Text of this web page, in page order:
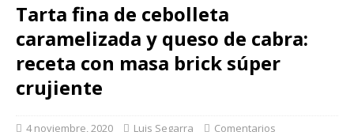
Tarta fina de cebolleta
caramelizada y queso de cabra:
receta con masa brick súper
crujiente
4 noviembre, 2020 Luis Segarra
Comentarios